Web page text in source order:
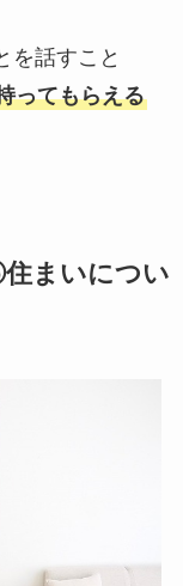
を話すこと
ってもらえる
まいについ